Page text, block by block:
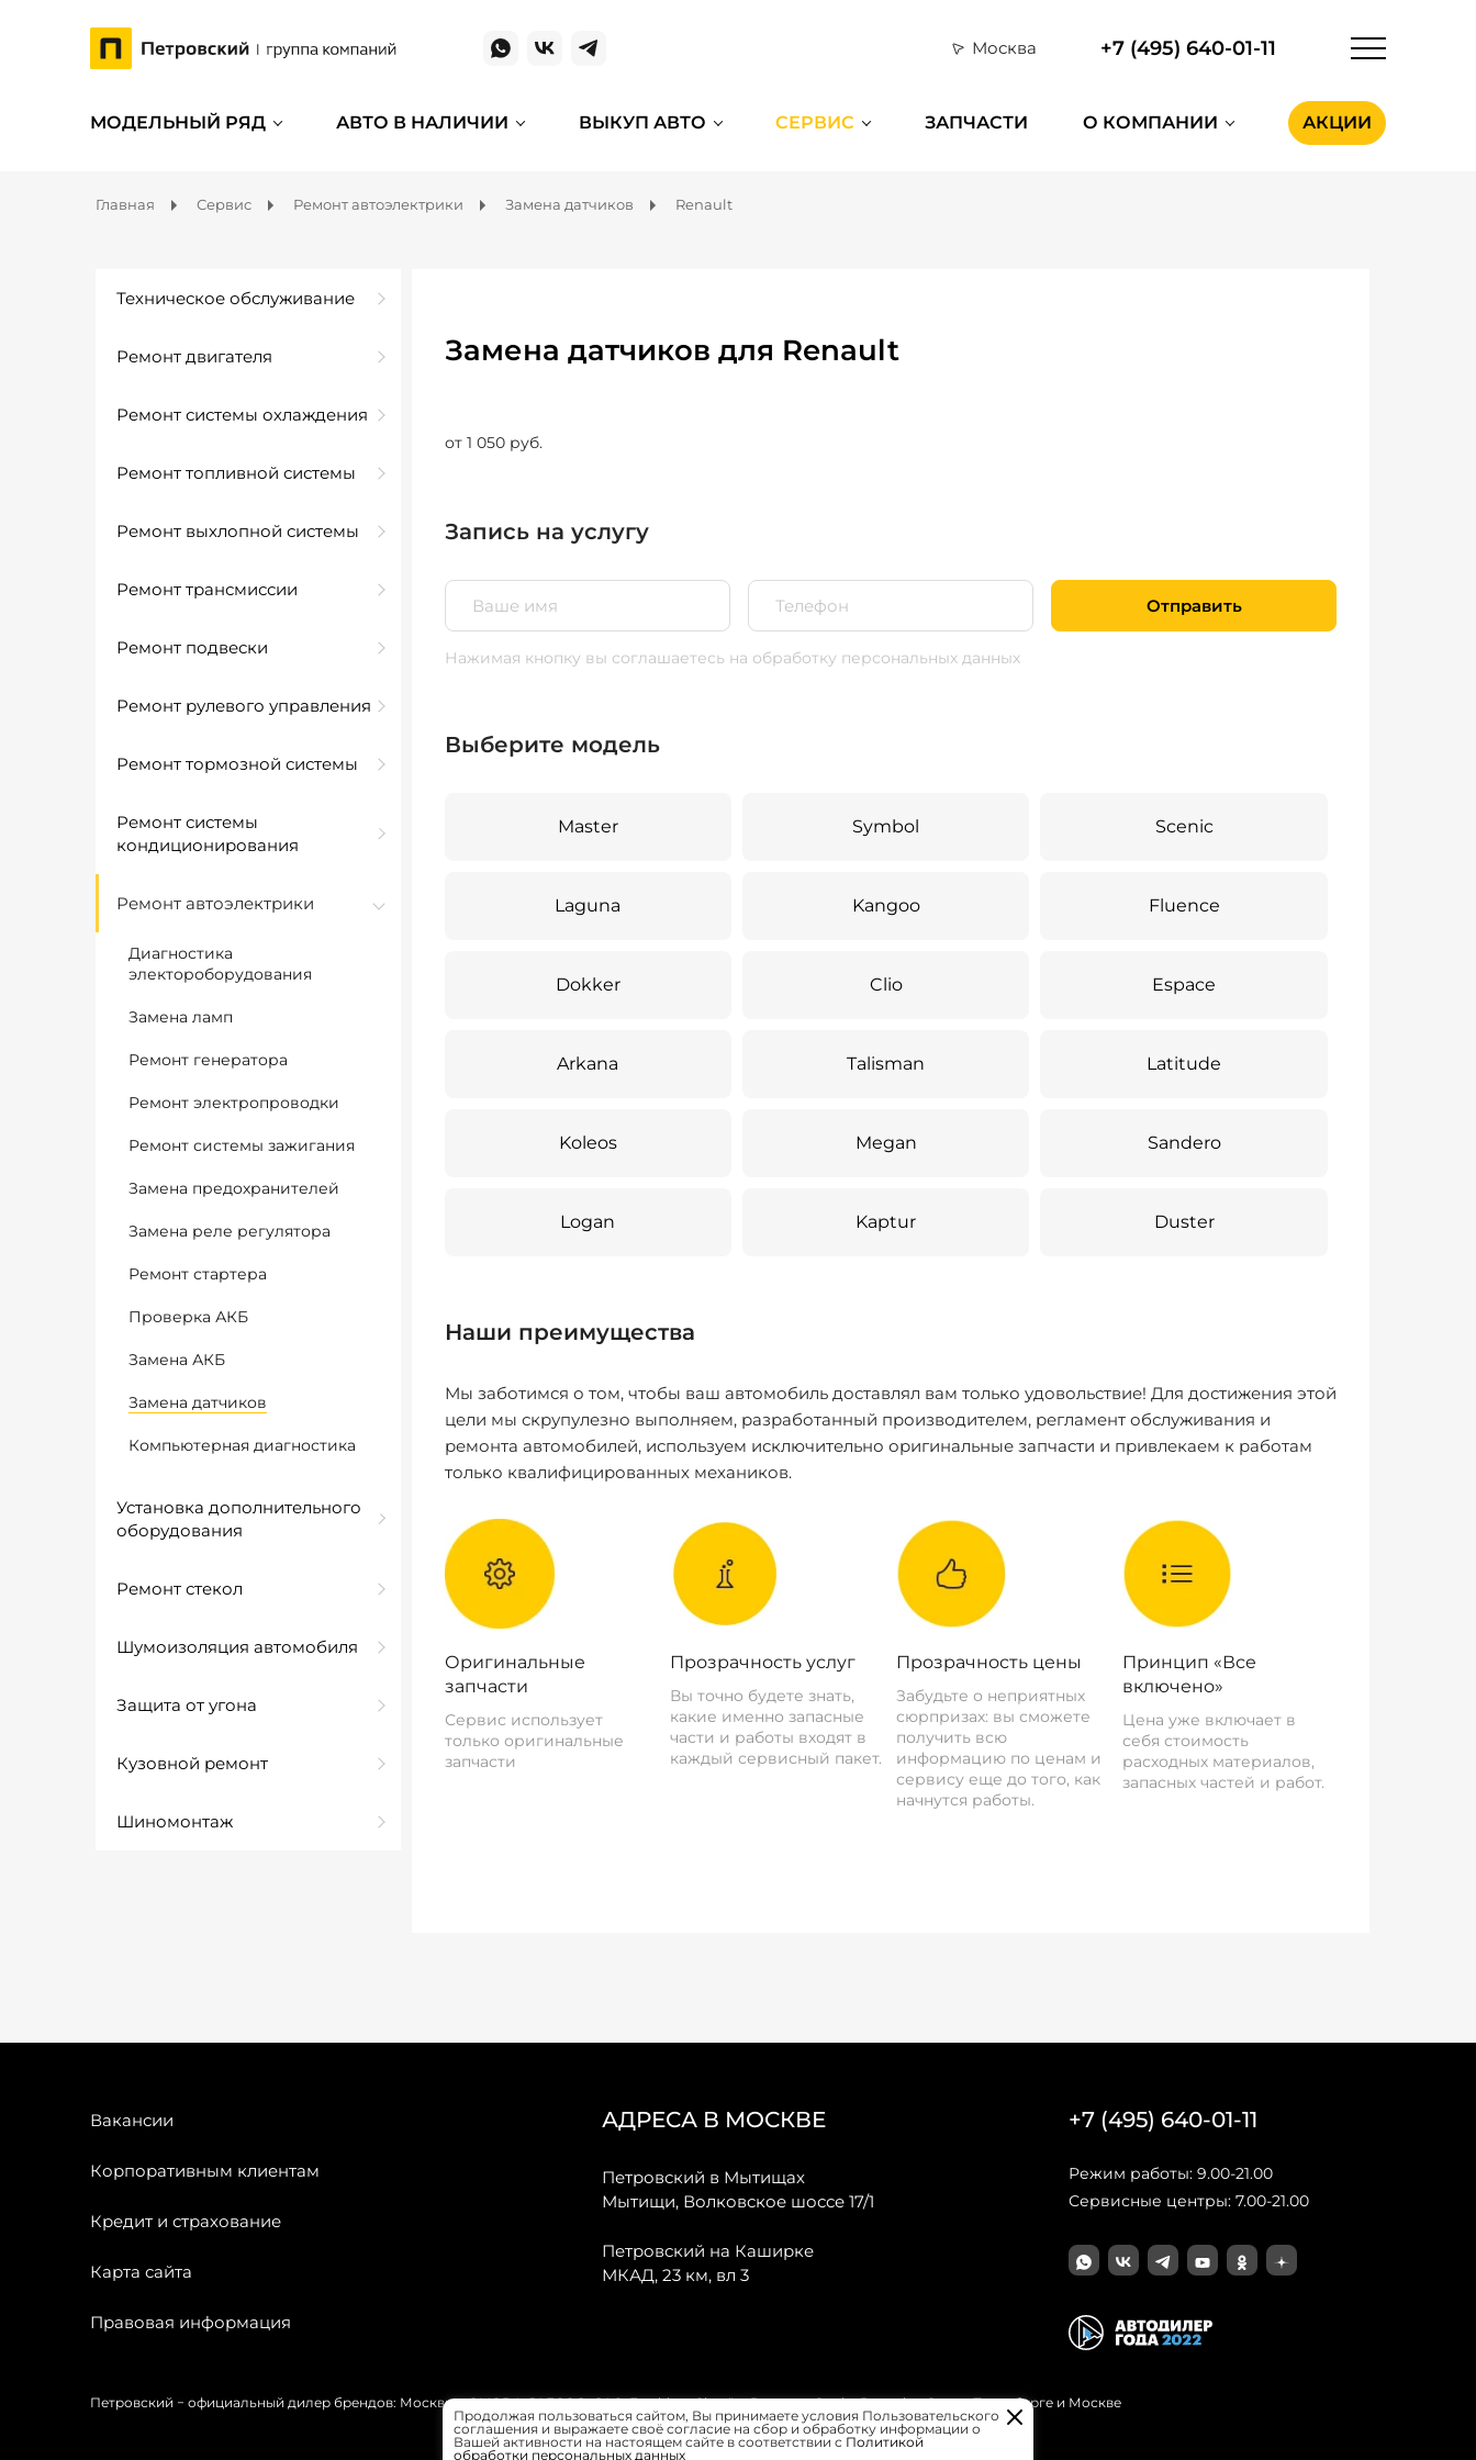
Москва +7 (495) 640-01-11
МОДЕЛЬНЫЙ РЯД АВТО В НАЛИЧИИ ВЫКУП АВТО СЕРВИС ЗАПЧАСТИ О КОМПАНИИ АКЦИИ
Главная Сервис Ремонт автоэлектрики Замена датчиков Renault
Техническое обслуживание
Ремонт двигателя
Ремонт системы охлаждения
Ремонт топливной системы
Ремонт выхлопной системы
Ремонт трансмиссии
Ремонт подвески
Ремонт рулевого управления
Ремонт тормозной системы
Ремонт системы
кондиционирования
Ремонт автоэлектрики
Диагностика
электороборудования
Замена ламп
Ремонт генератора
Ремонт электропроводки
Ремонт системы зажигания
Замена предохранителей
Замена реле регулятора
Ремонт стартера
Проверка АКБ
Замена АКБ
Замена датчиков
Компьютерная диагностика
Установка дополнительного
оборудования
Ремонт стекол
Шумоизоляция автомобиля
Защита от угона
Кузовной ремонт
Шиномонтаж
Замена датчиков для Renault
от 1 050 руб.
Запись на услугу
Отправить
Нажимая кнопку вы соглашаетесь на обработку персональных данных
Выберите модель
Master Symbol Scenic
Laguna Kangoo Fluence
Dokker Clio Espace
Arkana Talisman Latitude
Koleos Megan Sandero
Logan Kaptur Duster
Наши преимущества
Мы заботимся о том, чтобы ваш автомобиль доставлял вам только удовольствие! Для достижения этой
цели мы скрупулезно выполняем, разработанный производителем, регламент обслуживания и
ремонта автомобилей, используем исключительно оригинальные запчасти и привлекаем к работам
только квалифицированных механиков.
Оригинальные
запчасти
Сервис использует
только оригинальные
запчасти
Прозрачность услуг
Вы точно будете знать,
какие именно запасные
части и работы входят в
каждый сервисный пакет.
Прозрачность цены
Забудьте о неприятных
сюрпризах: вы сможете
получить всю
информацию по ценам и
сервису еще до того, как
начнутся работы.
Принцип «Все
включено»
Цена уже включает в
себя стоимость
расходных материалов,
запасных частей и работ.
Вакансии
Корпоративным клиентам
Кредит и страхование
Карта сайта
Правовая информация
АДРЕСА В МОСКВЕ
Петровский в Мытищах
Мытищи, Волковское шоссе 17/1
Петровский на Каширке
МКАД, 23 км, вл 3
+7 (495) 640-01-11
Режим работы: 9.00-21.00
Сервисные центры: 7.00-21.00
Петровский − официальный дилер брендов: Москвич, OMODA, JAECOO, GAC, Forthing, Citroёn, Peugeot, Opel и Renault в Санкт-Петербурге и Москве
Продолжая пользоваться сайтом, Вы принимаете условия Пользовательского
соглашения и выражаете своё согласие на сбор и обработку информации о
Вашей активности на настоящем сайте в соответствии с Политикой
обработки персональных данных